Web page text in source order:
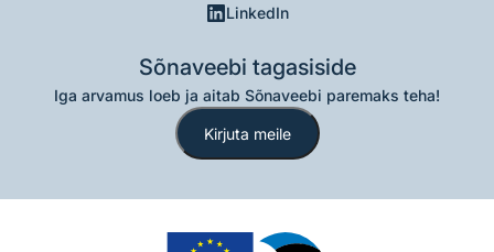
LinkedIn
Sõnaveebi tagasiside
Iga arvamus loeb ja aitab Sõnaveebi paremaks teha!
Kirjuta meile